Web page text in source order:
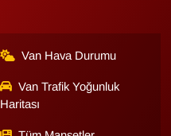
Van Hava Durumu
Van Trafik Yoğunluk
Haritası